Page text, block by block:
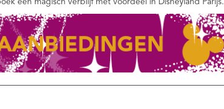
een magisch verblijf met voordeel in Disneyland Parijs.